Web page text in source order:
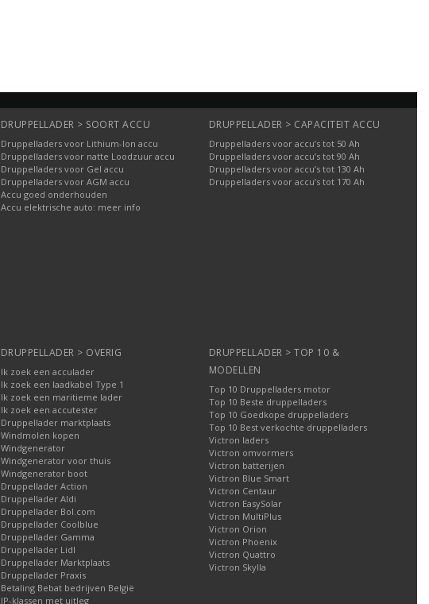
DRUPPELLADER > SOORT ACCU
Druppelladers voor Lithium-Ion accu
Druppelladers voor natte Loodzuur accu
Druppelladers voor Gel accu
Druppelladers voor AGM accu
Accu goed onderhouden
Accu elektrische auto: meer info
DRUPPELLADER > CAPACITEIT ACCU
Druppelladers voor accu’s tot 50 Ah
Druppelladers voor accu’s tot 90 Ah
Druppelladers voor accu’s tot 130 Ah
Druppelladers voor accu’s tot 170 Ah
DRUPPELLADER > OVERIG
Ik zoek een acculader
Ik zoek een laadkabel Type 1
Ik zoek een maritieme lader
Ik zoek een accutester
Druppellader marktplaats
Windmolen kopen
Windgenerator
Windgenerator voor thuis
Windgenerator boot
Druppellader Action
Druppellader Aldi
Druppellader Bol.com
Druppellader Coolblue
Druppellader Gamma
Druppellader Lidl
Druppellader Marktplaats
Druppellader Praxis
Betaling Bebat bedrijven België
IP-klassen met uitleg
DRUPPELLADER > TOP 10 &
MODELLEN
Top 10 Druppelladers motor
Top 10 Beste druppelladers
Top 10 Goedkope druppelladers
Top 10 Best verkochte druppelladers
Victron laders
Victron omvormers
Victron batterijen
Victron Blue Smart
Victron Centaur
Victron EasySolar
Victron MultiPlus
Victron Orion
Victron Phoenix
Victron Quattro
Victron Skylla